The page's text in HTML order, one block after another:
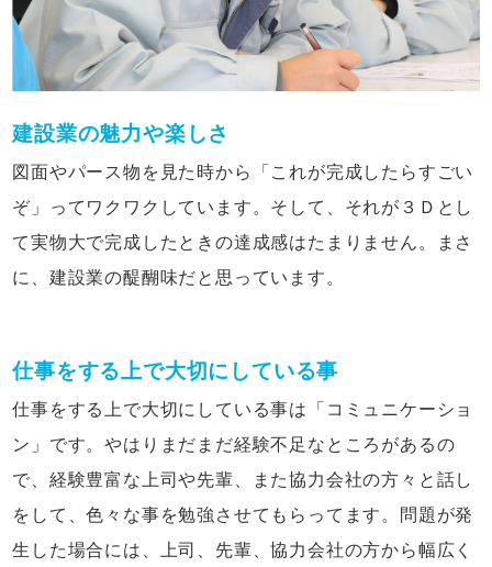
建設業の魅力や楽しさ
図面やパース物を見た時から「これが完成したらすごい
ぞ」ってワクワクしています。そして、それが３Ｄとし
て実物大で完成したときの達成感はたまりません。まさ
に、建設業の醍醐味だと思っています。
仕事をする上で大切にしている事
仕事をする上で大切にしている事は「コミュニケーショ
ン」です。やはりまだまだ経験不足なところがあるの
で、経験豊富な上司や先輩、また協力会社の方々と話し
をして、色々な事を勉強させてもらってます。問題が発
生した場合には、上司、先輩、協力会社の方から幅広く